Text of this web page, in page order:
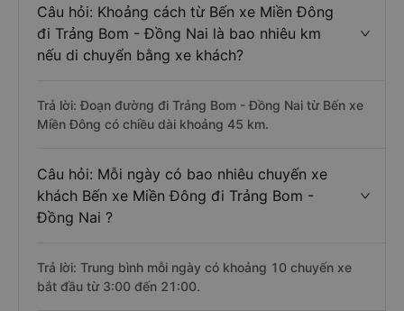
Câu hỏi: Khoảng cách từ Bến xe Miền Đông
đi Trảng Bom - Đồng Nai là bao nhiêu km
nếu di chuyển bằng xe khách?
Trả lời: Đoạn đường đi Trảng Bom - Đồng Nai từ Bến xe
Miền Đông có chiều dài khoảng 45 km.
Câu hỏi: Mỗi ngày có bao nhiêu chuyến xe
khách Bến xe Miền Đông đi Trảng Bom -
Đồng Nai ?
Trả lời: Trung bình mỗi ngày có khoảng 10 chuyến xe
bắt đầu từ 3:00 đến 21:00.